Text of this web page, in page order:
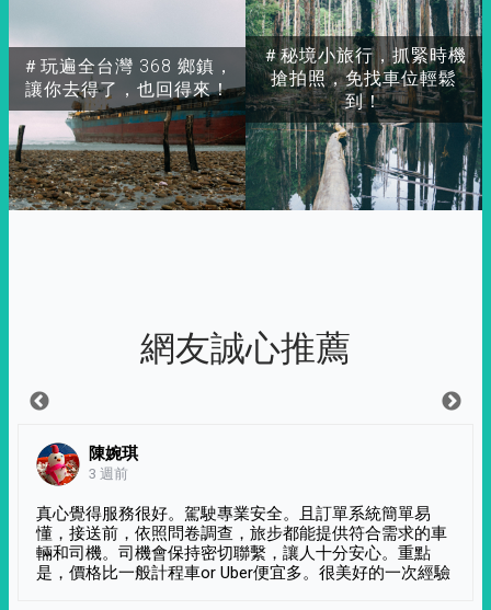
＃玩遍全台灣 368 鄉鎮，
讓你去得了，也回得來！
＃秘境小旅行，抓緊時機
搶拍照，免找車位輕鬆
到！
網友誠心推薦
陳婉琪
3 週前
真心覺得服務很好。駕駛專業安全。且訂單系統簡單易
懂，接送前，依照問卷調查，旅步都能提供符合需求的車
輛和司機。司機會保持密切聯繫，讓人十分安心。重點
是，價格比一般計程車or Uber便宜多。很美好的一次經驗